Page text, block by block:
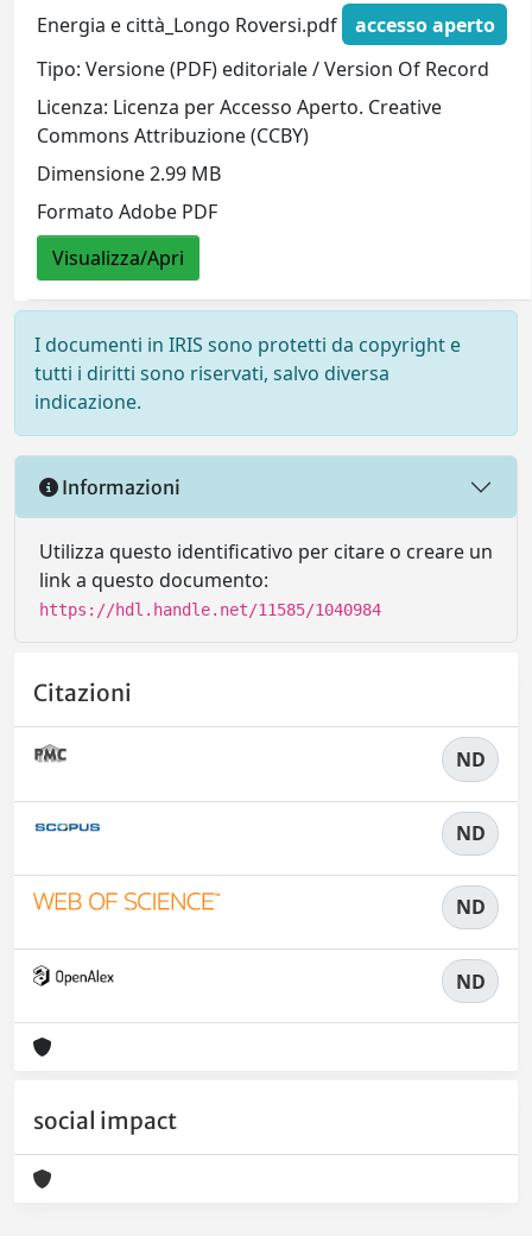
Energia e città_Longo Roversi.pdf
accesso aperto
Tipo: Versione (PDF) editoriale / Version Of Record
Licenza: Licenza per Accesso Aperto. Creative
Commons Attribuzione (CCBY)
Dimensione 2.99 MB
Formato Adobe PDF
Visualizza/Apri
I documenti in IRIS sono protetti da copyright e
tutti i diritti sono riservati, salvo diversa
indicazione.
Informazioni
Utilizza questo identificativo per citare o creare un
link a questo documento:
https://hdl.handle.net/11585/1040984
Citazioni
ND
ND
ND
ND
social impact